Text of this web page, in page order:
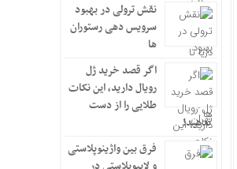
نقش ترولی در بهبود
سرویس دهی رستوران
ها
اگر قصد خرید ژل
رویال دارید، این نکات
طلایی را از دست
ندهید!
فرق بین واژینوپلاستی